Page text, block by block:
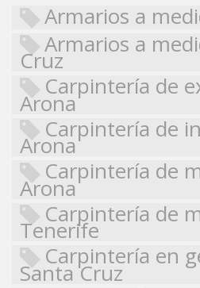
Armarios a
Armarios a
Cruz
Carpintería de
Arona
Carpintería de
Arona
Carpintería de
Arona
Carpintería de
Tenerife
Carpintería en
Santa Cruz